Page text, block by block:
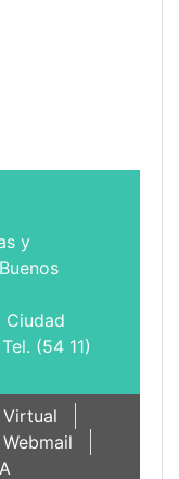
y
Ciudad
(54 11)
Virtual
Webmail